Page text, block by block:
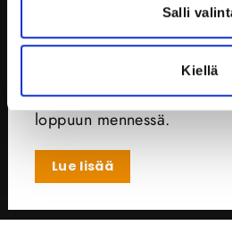
Salli
Kiellä
Tavoitteemme on olla
loppuun mennessä.
Lue lisää